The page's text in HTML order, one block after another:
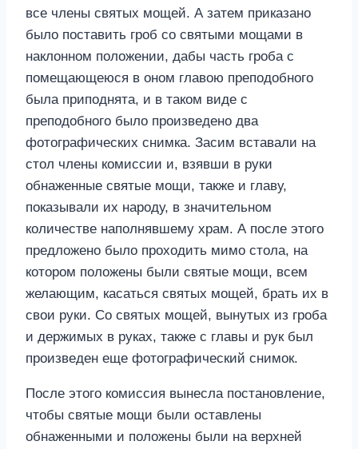
все члены святых мощей. А затем приказано
было поставить гроб со святыми мощами в
наклонном положении, дабы часть гроба с
помещающеюся в оном главою преподобного
была приподнята, и в таком виде с
преподобного было произведено два
фотографических снимка. Засим вставали на
стол члены комиссии и, взявши в руки
обнаженные святые мощи, также и главу,
показывали их народу, в значительном
количестве наполнявшему храм. А после этого
предложено было проходить мимо стола, на
котором положены были святые мощи, всем
желающим, касаться святых мощей, брать их в
свои руки. Со святых мощей, вынутых из гроба
и держимых в руках, также с главы и рук был
произведен еще фотографический снимок.
После этого комиссия вынесла постановление,
чтобы святые мощи были оставлены
обнаженными и положены были на верхней